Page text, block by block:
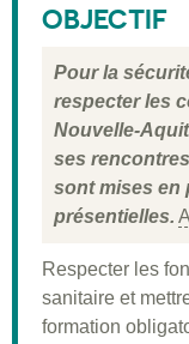
Validation
Moyens
Informations
OBJECTIF
Pour la
respecter les
Nouvelle-
ses
sont mises en
présentielles.
Respecter les
sanitaire et
formation